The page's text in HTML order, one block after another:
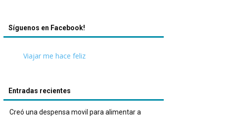
Síguenos en Facebook!
Viajar me hace feliz
Entradas recientes
Creó una despensa movil para alimentar a